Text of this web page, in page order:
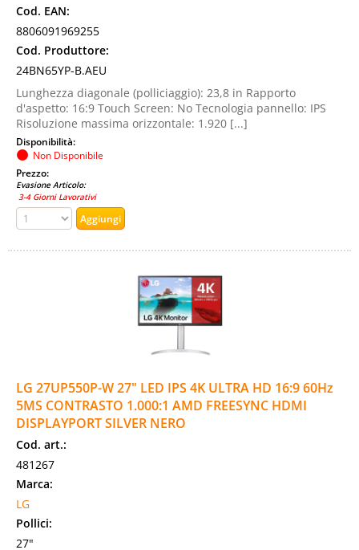
Cod. EAN:
8806091969255
Cod. Produttore:
24BN65YP-B.AEU
Lunghezza diagonale (polliciaggio): 23,8 in Rapporto
d'aspetto: 16:9 Touch Screen: No Tecnologia pannello: IPS
Risoluzione massima orizzontale: 1.920 [...]
Disponibilità:
Non Disponibile
Prezzo:
Evasione Articolo:
3-4 Giorni Lavorativi
LG 27UP550P-W 27" LED IPS 4K ULTRA HD 16:9 60Hz
5MS CONTRASTO 1.000:1 AMD FREESYNC HDMI
DISPLAYPORT SILVER NERO
Cod. art.:
481267
Marca:
LG
Pollici:
27"